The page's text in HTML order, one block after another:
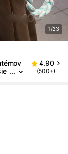
1/23
4.90
(500+)